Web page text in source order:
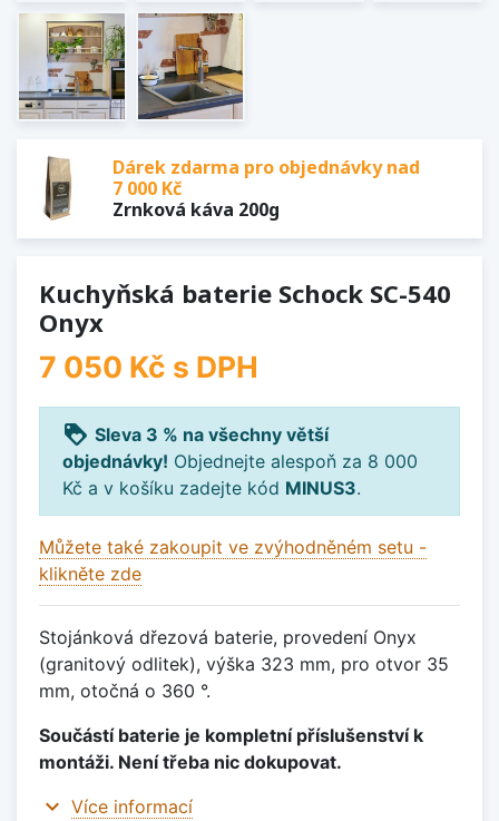
Dárek zdarma pro objednávky nad
7 000 Kč
Zrnková káva 200g
Kuchyňská baterie Schock SC-540
Onyx
7 050 Kč s DPH
loyalty Sleva 3 % na všechny větší
objednávky! Objednejte alespoň za 8 000
Kč a v košíku zadejte kód MINUS3.
Můžete také zakoupit ve zvýhodněném setu -
klikněte zde
Stojánková dřezová baterie, provedení Onyx
(granitový odlitek), výška 323 mm, pro otvor 35
mm, otočná o 360 °.
Součástí baterie je kompletní příslušenství k
montáži. Není třeba nic dokupovat.
expand_more Více informací